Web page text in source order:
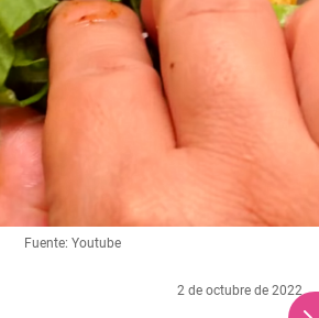
Fuente: Youtube
2 de octubre de 2022